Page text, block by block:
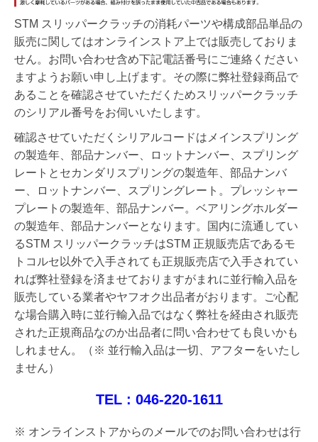
STM スリッパークラッチの消耗パーツや構成部品単品の
販売に関してはオンラインストア上では販売しておりま
せん。お問い合わせ含め下記電話番号にご連絡ください
ますようお願い申し上げます。その際に弊社登録商品で
あることを確認させていただくためスリッパークラッチ
のシリアル番号をお伺いいたします。
確認させていただくシリアルコードはメインスプリング
の製造年、部品ナンバー、ロットナンバー、スプリング
レートとセカンダリスプリングの製造年、部品ナンバ
ー、ロットナンバー、スプリングレート。プレッシャー
プレートの製造年、部品ナンバー。ベアリングホルダー
の製造年、部品ナンバーとなります。国内に流通してい
るSTM スリッパークラッチはSTM 正規販売店であるモ
トコルセ以外で入手されても正規販売店で入手されてい
れば弊社登録を済ませておりますがまれに並行輸入品を
販売している業者やヤフオク出品者がおります。ご心配
な場合購入時に並行輸入品ではなく弊社を経由され販売
された正規商品なのか出品者に問い合わせても良いかも
しれません。
（※ 並行輸入品は一切、アフターをいたし
ません）
TEL : 046-220-1611
※ オンラインストアからのメールでのお問い合わせは行